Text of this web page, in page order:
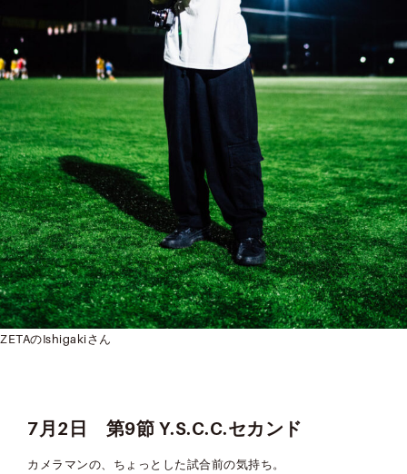
ZETAのIshigakiさん
7月2日 第9節 Y.S.C.C.セカンド
カメラマンの、ちょっとした試合前の気持ち。